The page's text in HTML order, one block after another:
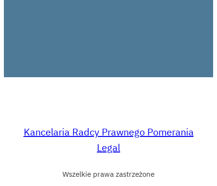
Kancelaria Radcy Prawnego Pomerania
Legal
Wszelkie prawa zastrzeżone